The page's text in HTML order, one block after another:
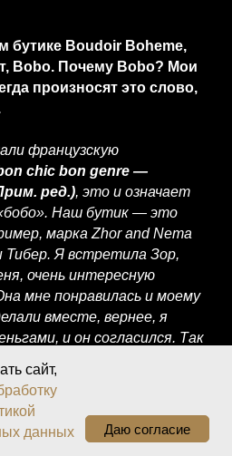
Boudoir Boheme,
Bobo. Почему Bobo? Мои
произносят это слово,
французскую
chic bon genre —
ред.), это и означает
Наш бутик — это
марка Zhor and Nema
Я встретила Зор,
очень интересную
мне понравилась и моему
вместе, вернее, я
и он согласился. Так
друг Шарль-Эдуард Барт,
года, с которым мы
Безумный красавец и
Его жена звезда в Японии.
сайт,
данных
Даю согласие